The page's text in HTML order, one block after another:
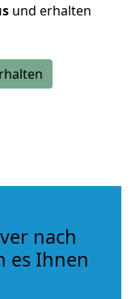
und erhalten
nach
es Ihnen